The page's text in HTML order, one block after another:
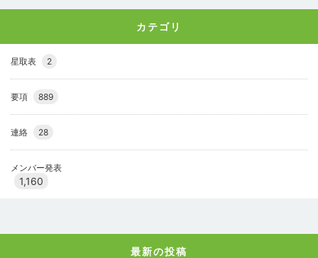
カテゴリ
星取表 2
要項 889
連絡 28
メンバー発表
1,160
最新の投稿